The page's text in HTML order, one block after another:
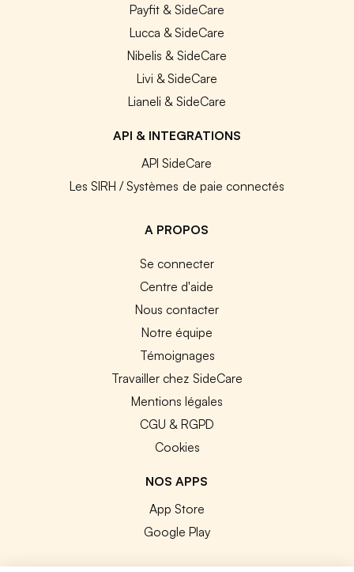
Payfit & SideCare
Lucca & SideCare
Nibelis & SideCare
Livi & SideCare
Lianeli & SideCare
API & INTEGRATIONS
API SideCare
Les SIRH / Systèmes de paie connectés
A PROPOS
Se connecter
Centre d'aide
Nous contacter
Notre équipe
Témoignages
Travailler chez SideCare
Mentions légales
CGU & RGPD
Cookies
NOS APPS
App Store
Google Play